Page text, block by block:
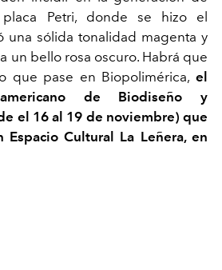
Petri, donde se hizo el
una sólida tonalidad magenta y
un bello rosa oscuro. Habrá que
que pase en Biopolimérica, el
de Biodiseño y
el 16 al 19 de noviembre) que
Espacio Cultural La Leñera, en